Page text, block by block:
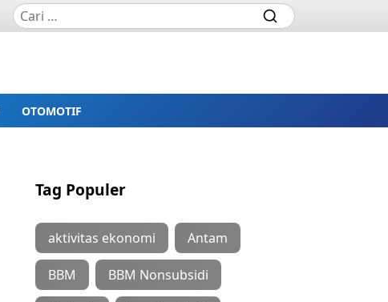
OTOMOTIF
Tag Populer
aktivitas ekonomi Antam
BBM BBM Nonsubsidi